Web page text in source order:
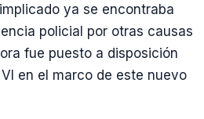
ya se encontraba
policial por otras causas
fue puesto a disposición
en el marco de este nuevo